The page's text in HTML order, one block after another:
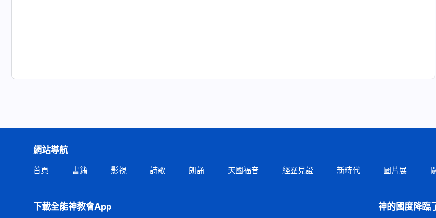
網站導航
首頁 書籍 影視 詩歌 朗誦 天國福音 經歷見證 新時代 圖片展
下載全能神教會App 神的國度降臨